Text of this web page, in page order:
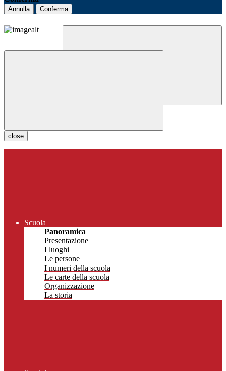
Annulla Conferma
close
Scuola
Panoramica
Presentazione
I luoghi
Le persone
I numeri della scuola
Le carte della scuola
Organizzazione
La storia